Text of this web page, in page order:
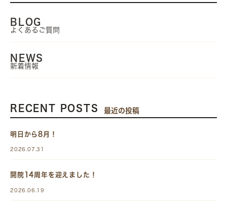
BLOG
よくあるご質問
NEWS
新着情報
RECENT POSTS 最近の投稿
明日から8月！
2026.07.31
開院14周年を迎えました！
2026.06.19